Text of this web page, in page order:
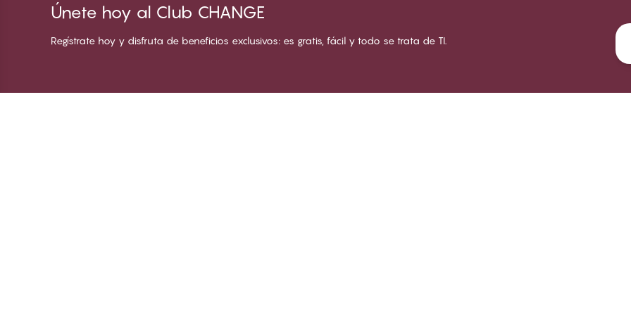
Únete hoy al Club CHANGE
Regístrate hoy y disfruta de beneficios exclusivos: es gratis, fácil y todo se trata de TI.